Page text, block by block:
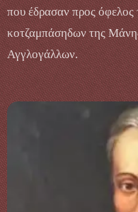
που έδρασαν προς
κοτζαμπάσηδων της
Αγγλογάλλων.